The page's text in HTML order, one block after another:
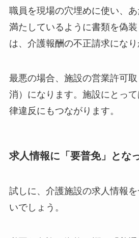
職員を現場の穴埋めに使い、
満たしているように書類を偽
は、介護報酬の不正請求になり
最悪の場合、施設の営業許可
消）になります。施設にとっ
律違反にもつながります。
求人情報に「要普免」とな
試しに、介護施設の求人情報
いでしょう。